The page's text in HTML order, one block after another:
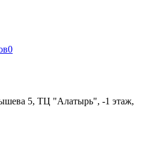
0
5, ТЦ "Алатырь", -1 этаж,